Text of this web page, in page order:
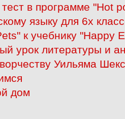
в программе "Hot
языку для 6х
к учебнику "Happy
урок литературы и
Уильяма
дом